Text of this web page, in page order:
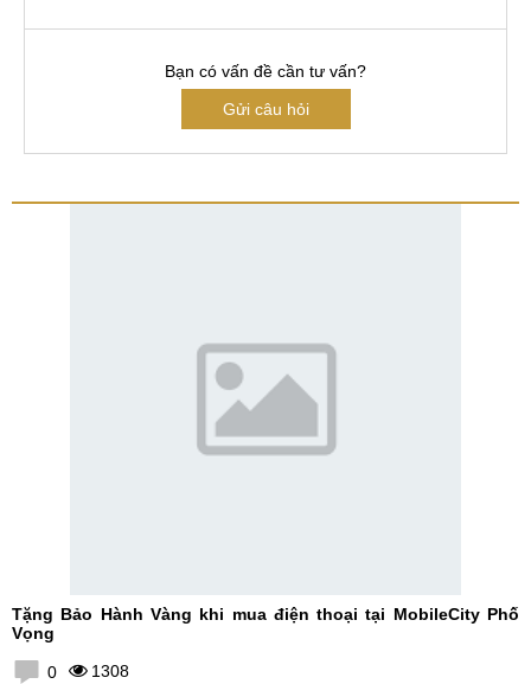
Bạn có vấn đề cần tư vấn?
Gửi câu hỏi
Tặng Bảo Hành Vàng khi mua điện thoại tại MobileCity Phố
Vọng
0 1308